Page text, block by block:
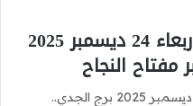
بالتفاصيل: حظك اليوم الاربعاء 24 ديسمبر 2025
مفتاح النجاح
ننقل لكم خبر ..حظك اليوم الاربعاء 24 ديسمبر 2025 برج الجدي..